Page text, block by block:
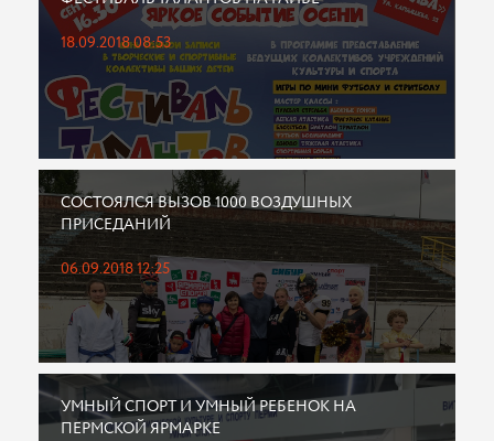
18.09.2018 08:53
СОСТОЯЛСЯ ВЫЗОВ 1000 ВОЗДУШНЫХ
ПРИСЕДАНИЙ
06.09.2018 12:25
УМНЫЙ СПОРТ И УМНЫЙ РЕБЕНОК НА
ПЕРМСКОЙ ЯРМАРКЕ